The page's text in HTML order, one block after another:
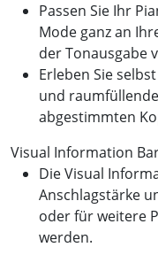
Passen Sie Ihr
Mode ganz an
der Tonausgabe
Erleben Sie
und
abgestimmten
Visual Information
Die Visual
Anschlagstärke
oder für weitere
werden.